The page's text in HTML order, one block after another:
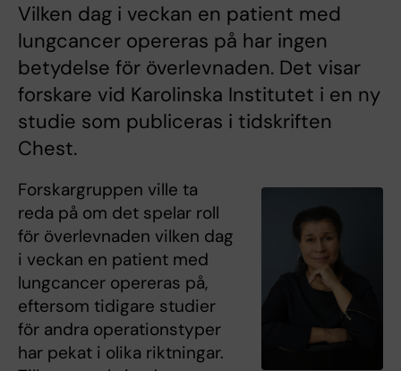
Vilken dag i veckan en patient med
lungcancer opereras på har ingen
betydelse för överlevnaden. Det visar
forskare vid Karolinska Institutet i en ny
studie som publiceras i tidskriften
Chest.
Forskargruppen ville ta
reda på om det spelar roll
för överlevnaden vilken dag
i veckan en patient med
lungcancer opereras på,
eftersom tidigare studier
för andra operationstyper
har pekat i olika riktningar.